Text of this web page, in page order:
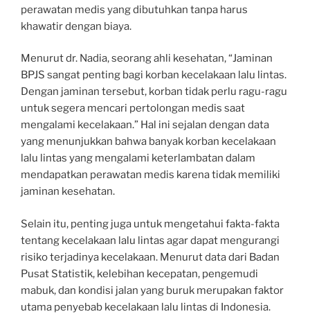
perawatan medis yang dibutuhkan tanpa harus
khawatir dengan biaya.
Menurut dr. Nadia, seorang ahli kesehatan, “Jaminan
BPJS sangat penting bagi korban kecelakaan lalu lintas.
Dengan jaminan tersebut, korban tidak perlu ragu-ragu
untuk segera mencari pertolongan medis saat
mengalami kecelakaan.” Hal ini sejalan dengan data
yang menunjukkan bahwa banyak korban kecelakaan
lalu lintas yang mengalami keterlambatan dalam
mendapatkan perawatan medis karena tidak memiliki
jaminan kesehatan.
Selain itu, penting juga untuk mengetahui fakta-fakta
tentang kecelakaan lalu lintas agar dapat mengurangi
risiko terjadinya kecelakaan. Menurut data dari Badan
Pusat Statistik, kelebihan kecepatan, pengemudi
mabuk, dan kondisi jalan yang buruk merupakan faktor
utama penyebab kecelakaan lalu lintas di Indonesia.